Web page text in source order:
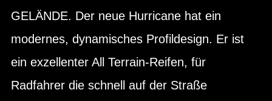
GELÄNDE. Der neue Hurricane hat ein
modernes, dynamisches Profildesign. Er ist
ein exzellenter All Terrain-Reifen, für
Radfahrer die schnell auf der Straße